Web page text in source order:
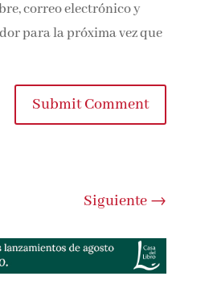
correo electrónico y
para la próxima vez que
Submit Comment
Siguiente→